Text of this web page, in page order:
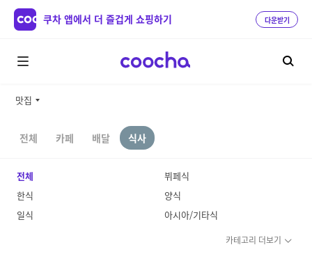
쿠차 앱에서 더 즐겁게 쇼핑하기 다운받기
맛집
전체 카페 배달 식사
전체
뷔페식
한식
양식
일식
아시아/기타식
카테고리 더보기